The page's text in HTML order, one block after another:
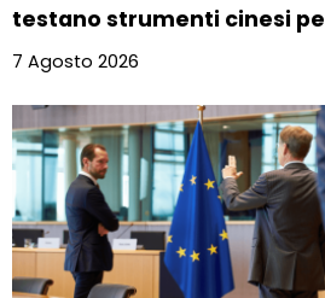
testano strumenti cinesi
7 Agosto 2026